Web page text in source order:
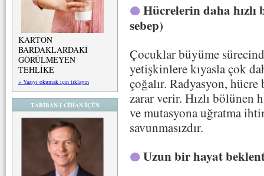
KARTON
BARDAKLARDAKİ
GÖRÜLMEYEN
TEHLİKE
» Yazıyı okumak için tıklayın
TABİBAN-I CİHAN İÇÜN
Hücrelerin daha hızlı
sebep)
Çocuklar büyüme
yetişkinlere kıyasla çok
çoğalır. Radyasyon, hücre
zarar verir. Hızlı bölünen
ve mutasyona uğratma
savunmasızdır.
Uzun bir hayat